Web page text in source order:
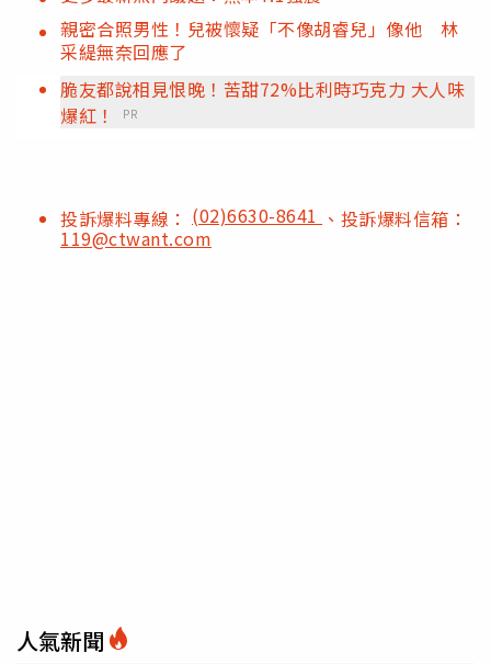
親密合照男性！兒被懷疑「不像胡睿兒」像他 林
采緹無奈回應了
脆友都說相見恨晚！苦甜72%比利時巧克力 大人味
爆紅！
PR
投訴爆料專線： (02)6630-8641 、投訴爆料信箱：
119@ctwant.com
人氣新聞